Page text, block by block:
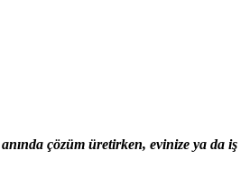
çözüm üretirken, evinize ya da iş